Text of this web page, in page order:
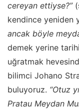
cereyan ettiyse?”
kendince yeniden
ancak böyle
demek yerine
uğratmak
bilimci Johano
buluyoruz. “Otuz
Pratau Meydan